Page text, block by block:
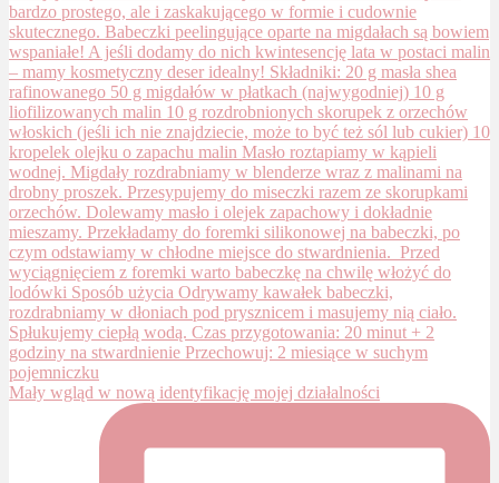
Mały wgląd w nową identyfikację mojej działalności